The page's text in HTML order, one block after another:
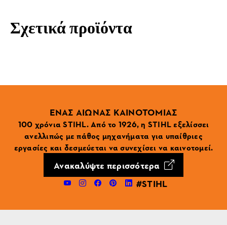
Σχετικά προϊόντα
ΕΝΑΣ ΑΙΩΝΑΣ ΚΑΙΝΟΤΟΜΙΑΣ
100 χρόνια STIHL. Από το 1926, η STIHL εξελίσσει
ανελλιπώς με πάθος μηχανήματα για υπαίθριες
εργασίες και δεσμεύεται να συνεχίσει να καινοτομεί.
Ανακαλύψτε περισσότερα
#STIHL